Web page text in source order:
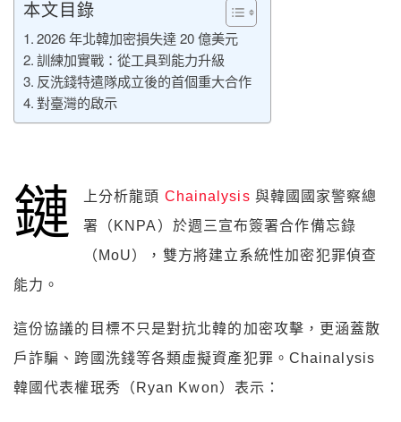
本文目錄
2026 年北韓加密損失達 20 億美元
訓練加實戰：從工具到能力升級
反洗錢特遣隊成立後的首個重大合作
對臺灣的啟示
鏈 上分析龍頭 Chainalysis 與韓國國家警察總
署（KNPA）於週三宣布簽署合作備忘錄
（MoU），雙方將建立系統性加密犯罪偵查
能力。
這份協議的目標不只是對抗北韓的加密攻擊，更涵蓋散
戶詐騙、跨國洗錢等各類虛擬資產犯罪。Chainalysis
韓國代表權珉秀（Ryan Kwon）表示：